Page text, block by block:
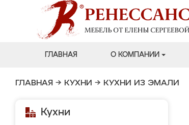
ГЛАВНАЯ О КОМПАНИИ
ГЛАВНАЯ → КУХНИ → КУХНИ ИЗ ЭМАЛИ
Кухни